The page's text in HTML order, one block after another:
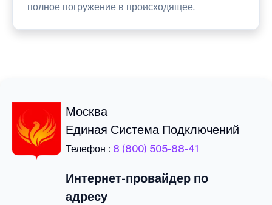
полное погружение в происходящее.
Москва
Единая Система Подключений
Телефон : 8 (800) 505-88-41
Интернет-провайдер по
адресу